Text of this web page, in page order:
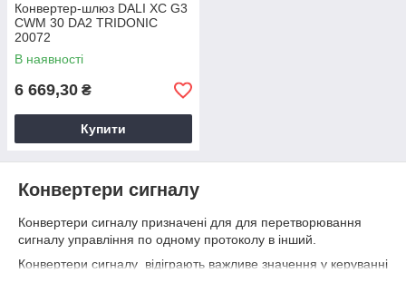
Конвертер-шлюз DALI XC G3
CWM 30 DA2 TRIDONIC
20072
В наявності
6 669,30 ₴
Купити
Конвертери сигналу
Конвертери сигналу призначені для для перетворювання
сигналу управління по одному протоколу в інший.
Конвертери сигналу відіграють важливе значення у керуванні